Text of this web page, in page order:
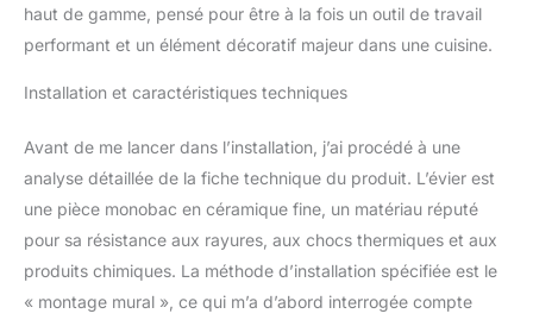
haut de gamme, pensé pour être à la fois un outil de travail
performant et un élément décoratif majeur dans une cuisine.
Installation et caractéristiques techniques
Avant de me lancer dans l’installation, j’ai procédé à une
analyse détaillée de la fiche technique du produit. L’évier est
une pièce monobac en céramique fine, un matériau réputé
pour sa résistance aux rayures, aux chocs thermiques et aux
produits chimiques. La méthode d’installation spécifiée est le
« montage mural », ce qui m’a d’abord interrogée compte